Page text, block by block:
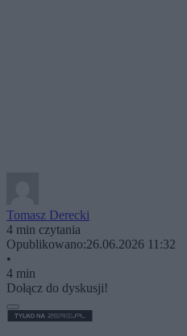
Tomasz Derecki
4 min czytania
Opublikowano:26.06.2026 11:32
•
4 min
Dołącz do dyskusji!